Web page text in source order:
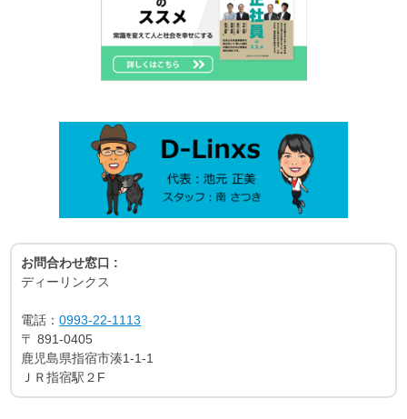
お問合わせ窓口 :
ディーリンクス
電話：0993-22-1113
〒891-0405
鹿児島県指宿市湊1-1-1
ＪＲ指宿駅２F